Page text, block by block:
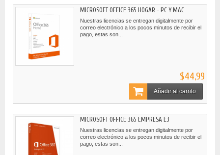
MICROSOFT OFFICE 365 HOGAR - PC Y MAC
Nuestras licencias se entregan digitalmente por
correo electrónico a los pocos minutos de recibir el
pago, estas son...
$44,99
Añadir al carrito
MICROSOFT OFFICE 365 EMPRESA E3
Nuestras licencias se entregan digitalmente por
correo electrónico a los pocos minutos de recibir el
pago, estas son...